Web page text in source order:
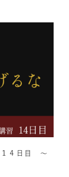
４日目 ～